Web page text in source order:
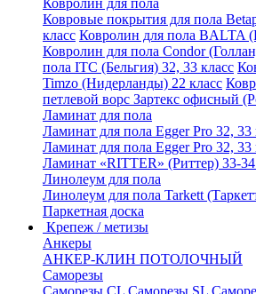
Ковролин для пола
Ковровые покрытия для пола
класс Ковролин для пола BALTA
Ковролин для пола Condor
пола ITC (Бельгия) 32, 33 класс
Timzo (Нидерланды) 22 класс
петлевой ворс Зартекс офисный
Ламинат для пола
Ламинат для пола Egger Pro 32, 33
Ламинат для пола Egger Pro 32, 33
Ламинат «RITTER» (Риттер) 33-34
Линолеум для пола
Линолеум для пола Tarkett
Паркетная доска
Крепеж / метизы
Анкеры
АНКЕР-КЛИН ПОТОЛОЧНЫЙ
Саморезы
Саморезы CL Саморезы SL